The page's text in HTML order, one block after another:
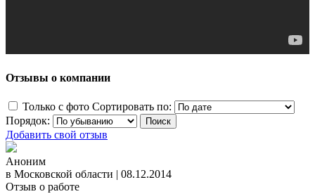
Отзывы о компании
Только с фото Сортировать по:
Порядок:
Добавить свой отзыв
Аноним
в Московской области | 08.12.2014
Отзыв о работе